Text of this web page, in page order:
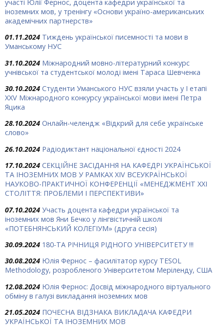
участі Юлії Фернос, доцента кафедри української та
іноземних мов, у тренінгу «Основи україно-американських
академічних партнерств»
01.11.2024 Тиждень української писемності та мови в
Уманському НУС
31.10.2024 Міжнародний мовно-літературний конкурс
учнівської та студентської молоді імені Тараса Шевченка
30.10.2024 Студенти Уманського НУС взяли участь у І етапі
ХХV Міжнародного конкурсу української мови імені Петра
Яцика
28.10.2024 Онлайн-челендж «Відкрий для себе українське
слово»
26.10.2024 Радіодиктант національної єдності 2024
17.10.2024 СЕКЦІЙНЕ ЗАСІДАННЯ НА КАФЕДРІ УКРАЇНСЬКОЇ
ТА ІНОЗЕМНИХ МОВ У РАМКАХ ХIV ВСЕУКРАЇНСЬКОЇ
НАУКОВО-ПРАКТИЧНОЇ КОНФЕРЕНЦІЇ «МЕНЕДЖМЕНТ ХХІ
СТОЛІТТЯ: ПРОБЛЕМИ І ПЕРСПЕКТИВИ»
07.10.2024 Участь доцента кафедри української та
іноземних мов Яни Бечко у лінгвістичній школі
«ПОТЕБНЯНСЬКИЙ КОЛЕГІУМ» (друга сесія)
30.09.2024 180-ТА РІЧНИЦЯ РІДНОГО УНІВЕРСИТЕТУ !!!
30.08.2024 Юлія Фернос – фасилітатор курсу TESOL
Methodology, розробленого Університетом Меріленду, США
12.08.2024 Юлія Фернос: Досвід міжнародного віртуального
обміну в галузі викладання іноземних мов
21.05.2024 ПОЧЕСНА ВІДЗНАКА ВИКЛАДАЧА КАФЕДРИ
УКРАЇНСЬКОЇ ТА ІНОЗЕМНИХ МОВ